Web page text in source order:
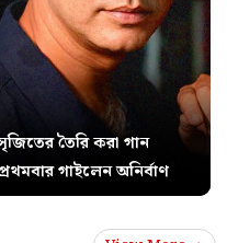
তৈরি করা গান
গাইলেন অনির্বাণ